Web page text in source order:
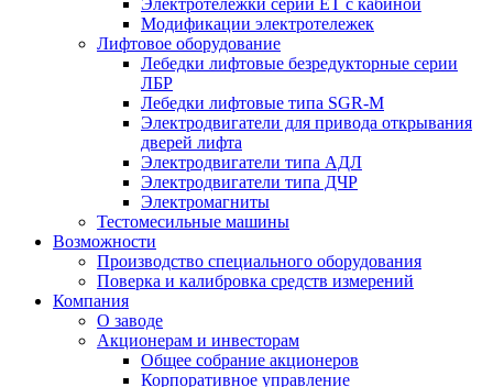
Модификации электротележек
Лифтовое оборудование
Лебедки лифтовые безредукторные серии
ЛБР
Лебедки лифтовые типа SGR-M
Электродвигатели для привода открывания
дверей лифта
Электродвигатели типа АДЛ
Электродвигатели типа ДЧР
Электромагниты
Тестомесильные машины
Возможности
Производство специального оборудования
Поверка и калибровка средств измерений
Компания
О заводе
Акционерам и инвесторам
Общее собрание акционеров
Корпоративное управление